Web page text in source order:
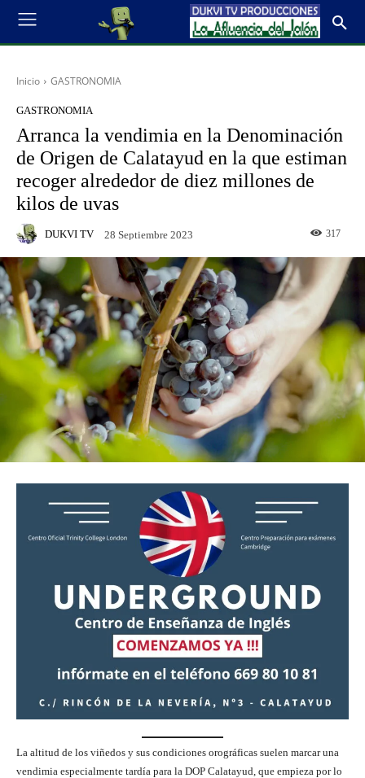
Inicio GASTRONOMIA
GASTRONOMIA
Arranca la vendimia en la Denominación
de Origen de Calatayud en la que estiman
recoger alrededor de diez millones de
kilos de uvas
DUKVI TV 28 Septiembre 2023 317
La altitud de los viñedos y sus condiciones orográficas suelen marcar una
vendimia especialmente tardía para la DOP Calatayud, que empieza por lo